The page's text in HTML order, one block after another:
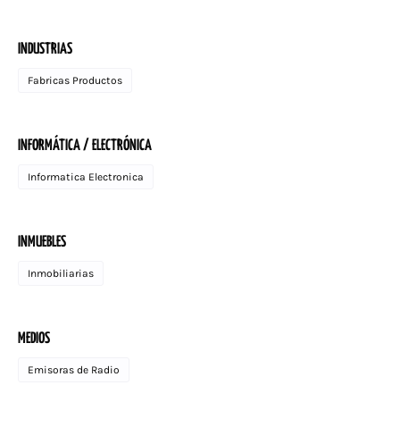
INDUSTRIAS
Fabricas Productos
INFORMÁTICA / ELECTRÓNICA
Informatica Electronica
INMUEBLES
Inmobiliarias
MEDIOS
Emisoras de Radio